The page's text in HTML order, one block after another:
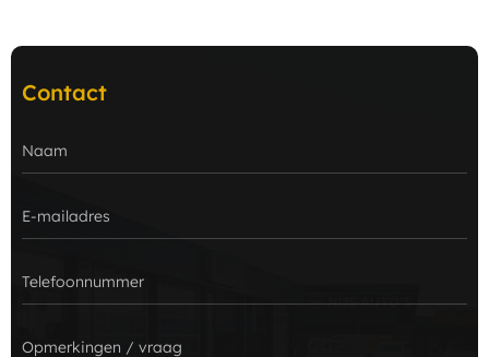
Contact